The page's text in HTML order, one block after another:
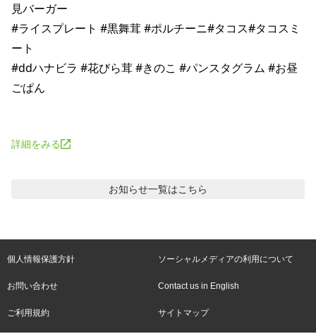
見バーガー
#ライスプレート #黒舞茸 #ポルチーニ#タコス#タコスミ
ート
#ddハナビラ #花びら茸 #きのこ #パンスタグラム #お昼
ごぱん
詳細をみる
お知らせ一覧はこちら
個人情報保護方針 ソーシャルメディアの利用について
お問い合わせ Contact us in English
ご利用規約 サイトマップ